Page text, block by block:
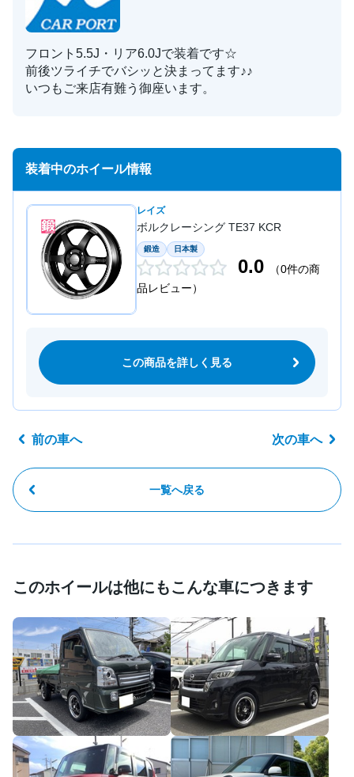
フロント5.5J・リア6.0Jで装着です☆
前後ツライチでバシッと決まってます♪♪
いつもご来店有難う御座います。
装着中のホイール情報
レイズ
ボルクレーシング TE37 KCR
鍛造 日本製
0.0
（0件の商
品レビュー）
この商品を詳しく見る
前の車へ
一覧へ戻る
次の車へ
このホイールは他にもこんな車につきます